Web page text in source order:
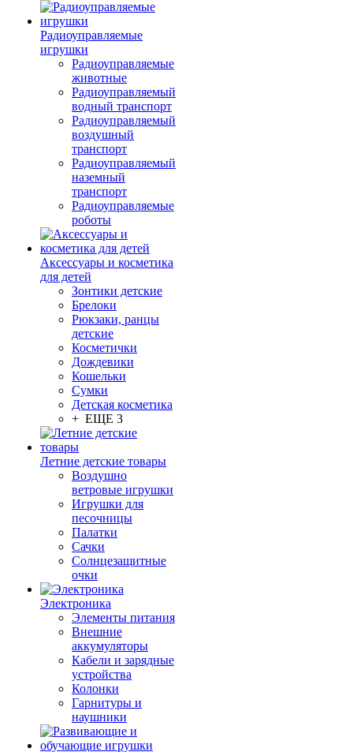
Радиоуправляемые
игрушки
Радиоуправляемые
животные
Радиоуправляемый
водный транспорт
Радиоуправляемый
воздушный
транспорт
Радиоуправляемый
наземный
транспорт
Радиоуправляемые
роботы
Аксессуары и косметика
для детей
Зонтики детские
Брелоки
Рюкзаки, ранцы
детские
Косметички
Дождевики
Кошельки
Сумки
Детская косметика
+ ЕЩЕ 3
Летние детские товары
Воздушно
ветровые игрушки
Игрушки для
песочницы
Палатки
Сачки
Солнцезащитные
очки
Электроника
Элементы питания
Внешние
аккумуляторы
Кабели и зарядные
устройства
Колонки
Гарнитуры и
наушники